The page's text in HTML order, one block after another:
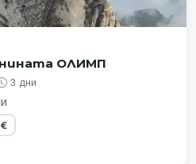
ОЛИМП
3 дни